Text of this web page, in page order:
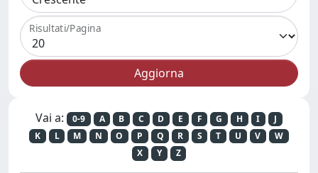
Risultati/Pagina
Vai a: 0-9 A B C D E F G H I
J
K
L M N O P Q R S T U V
W
X
Y Z